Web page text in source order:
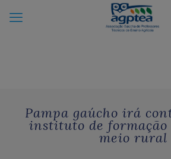
Pampa gaúcho irá
instituto de formação
meio rural